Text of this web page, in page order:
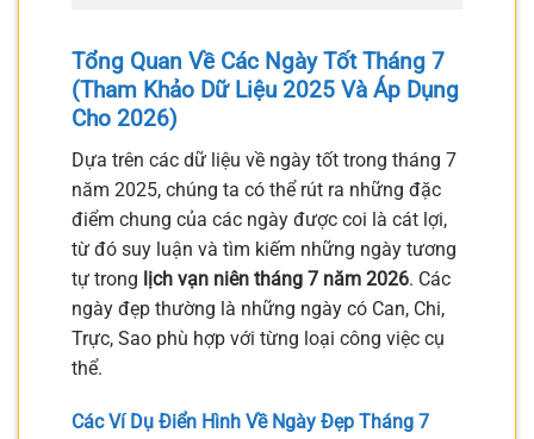
Tổng Quan Về Các Ngày Tốt Tháng 7
(Tham Khảo Dữ Liệu 2025 Và Áp Dụng
Cho 2026)
Dựa trên các dữ liệu về ngày tốt trong tháng 7
năm 2025, chúng ta có thể rút ra những đặc
điểm chung của các ngày được coi là cát lợi,
từ đó suy luận và tìm kiếm những ngày tương
tự trong lịch vạn niên tháng 7 năm 2026. Các
ngày đẹp thường là những ngày có Can, Chi,
Trực, Sao phù hợp với từng loại công việc cụ
thể.
Các Ví Dụ Điển Hình Về Ngày Đẹp Tháng 7